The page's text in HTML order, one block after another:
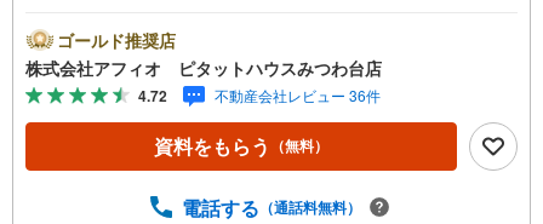
DK広々17.5帖 ■LDKと和室併せて21.5帖の広々空間■自然
と家族の顔が合わせられる人気のリビングスルー階段■防犯
面も安心の人感センサー付玄関灯＋TVモニター付きインタ
ーホン＋防犯カメラ■食料品を保管したり、キッチン用品が
収納できる便利なパントリー■カースペース3台分■広々イ
ンナーバルコニー■地震の揺れを吸収する制震装置搭載●お
探しの、心強いパートナーになれるよう全力でサポート致
ゴールド推奨店
株式会社アフィオ ピタットハウスみつわ台店
4.72 不動産会社レビュー 36件
資料をもらう （無料）
電話する （通話料無料）